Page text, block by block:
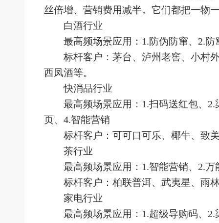
丝倍增、营销费用减半。它们都把一物
白酒行业
最高频场景应用： 1.防伪防窜、2.
标杆客户：茅台、泸州老窖、小村外
西凤酒等。
快消品行业
最高频场景应用： 1.扫码送红包、
页、4.智能营销
标杆客户：可可口可乐、椰牛、致
茶行业
最高频场景应用： 1.智能营销、2.万
标杆客户：柏联普洱、武夷星、雨
家电行业
最高频场景应用： 1.超级导购码、